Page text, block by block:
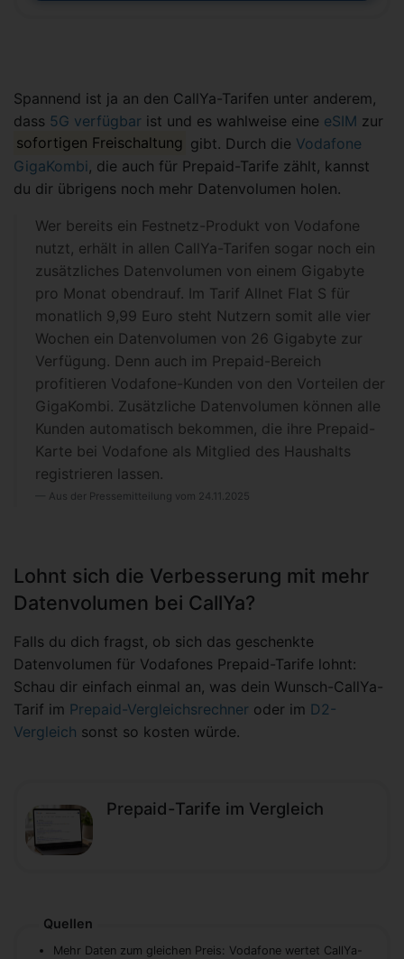
Spannend ist ja an den CallYa-Tarifen unter anderem,
dass 5G verfügbar ist und es wahlweise eine eSIM zur
sofortigen Freischaltung gibt. Durch die Vodafone
GigaKombi, die auch für Prepaid-Tarife zählt, kannst
du dir übrigens noch mehr Datenvolumen holen.
Wer bereits ein Festnetz-Produkt von Vodafone
nutzt, erhält in allen CallYa-Tarifen sogar noch ein
zusätzliches Datenvolumen von einem Gigabyte
pro Monat obendrauf. Im Tarif Allnet Flat S für
monatlich 9,99 Euro steht Nutzern somit alle vier
Wochen ein Datenvolumen von 26 Gigabyte zur
Verfügung. Denn auch im Prepaid-Bereich
profitieren Vodafone-Kunden von den Vorteilen der
GigaKombi. Zusätzliche Datenvolumen können alle
Kunden automatisch bekommen, die ihre Prepaid-
Karte bei Vodafone als Mitglied des Haushalts
registrieren lassen.
Aus der Pressemitteilung vom 24.11.2025
Lohnt sich die Verbesserung mit mehr
Datenvolumen bei CallYa?
Falls du dich fragst, ob sich das geschenkte
Datenvolumen für Vodafones Prepaid-Tarife lohnt:
Schau dir einfach einmal an, was dein Wunsch-CallYa-
Tarif im Prepaid-Vergleichsrechner oder im D2-
Vergleich sonst so kosten würde.
Prepaid-Tarife im Vergleich
Quellen
Mehr Daten zum gleichen Preis: Vodafone wertet CallYa-